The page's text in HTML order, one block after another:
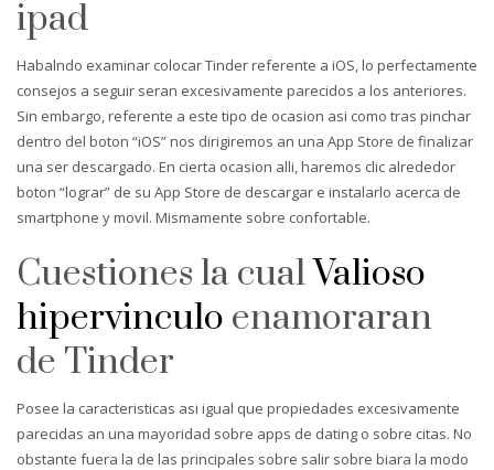
ipad
Habalndo examinar colocar Tinder referente a iOS, lo perfectamente
consejos a seguir seran excesivamente parecidos a los anteriores.
Sin embargo, referente a este tipo de ocasion asi­ como tras pinchar
dentro del boton “iOS” nos dirigiremos an una App Store de finalizar
una ser descargado. En cierta ocasion alli, haremos clic alrededor
boton “lograr” de su App Store de descargar e instalarlo acerca de
smartphone y movil. Mismamente sobre confortable.
Cuestiones la cualValioso
hipervinculo enamoraran
de Tinder
Posee la caracteristicas asi­ igual que propiedades excesivamente
parecidas an una mayoridad sobre apps de dating o sobre citas. No
obstante fuera la de las principales sobre salir sobre biara la modo